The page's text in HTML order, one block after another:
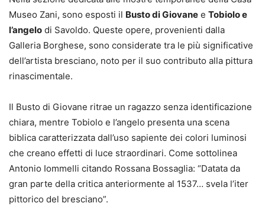
Museo Zani, sono esposti il Busto di Giovane e Tobiolo e
l’angelo di Savoldo. Queste opere, provenienti dalla
Galleria Borghese, sono considerate tra le più significative
dell’artista bresciano, noto per il suo contributo alla pittura
rinascimentale.
Il Busto di Giovane ritrae un ragazzo senza identificazione
chiara, mentre Tobiolo e l’angelo presenta una scena
biblica caratterizzata dall’uso sapiente dei colori luminosi
che creano effetti di luce straordinari. Come sottolinea
Antonio Iommelli citando Rossana Bossaglia: “Datata da
gran parte della critica anteriormente al 1537… svela l’iter
pittorico del bresciano”.